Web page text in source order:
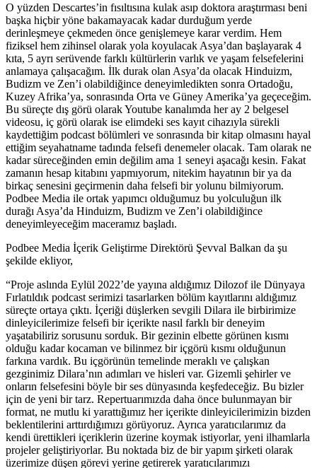
O yüzden Descartes’in fısıltısına kulak asıp doktora araştırması beni
başka hiçbir yöne bakamayacak kadar durduğum yerde
derinleşmeye çekmeden önce genişlemeye karar verdim. Hem
fiziksel hem zihinsel olarak yola koyulacak Asya’dan başlayarak 4
kıta, 5 ayrı serüvende farklı kültürlerin varlık ve yaşam felsefelerini
anlamaya çalışacağım. İlk durak olan Asya’da olacak Hinduizm,
Budizm ve Zen’i olabildiğince deneyimledikten sonra Ortadoğu,
Kuzey Afrika’ya, sonrasında Orta ve Güney Amerika’ya geçeceğim.
Bu süreçte dış görü olarak Youtube kanalımda her ay 2 belgesel
videosu, iç görü olarak ise elimdeki ses kayıt cihazıyla sürekli
kaydettiğim podcast bölümleri ve sonrasında bir kitap olmasını hayal
ettiğim seyahatname tadında felsefi denemeler olacak. Tam olarak ne
kadar süreceğinden emin değilim ama 1 seneyi aşacağı kesin. Fakat
zamanın hesap kitabını yapmıyorum, nitekim hayatının bir ya da
birkaç senesini geçirmenin daha felsefi bir yolunu bilmiyorum.
Podbee Media ile ortak yapımcı olduğumuz bu yolculuğun ilk
durağı Asya’da Hinduizm, Budizm ve Zen’i olabildiğince
deneyimleyeceğim maceramız başladı.
Podbee Media İçerik Geliştirme Direktörü Şevval Balkan da şu
şekilde ekliyor,
“Proje aslında Eylül 2022’de yayına aldığımız Dilozof ile Dünyaya
Fırlatıldık podcast serimizi tasarlarken bölüm kayıtlarını aldığımız
süreçte ortaya çıktı. İçeriği düşlerken sevgili Dilara ile birbirimize
dinleyicilerimize felsefi bir içerikte nasıl farklı bir deneyim
yaşatabiliriz sorusunu sorduk. Bir gezinin elbette görünen kısmı
olduğu kadar kocaman ve bilinmez bir içgörü kısmı olduğunun
farkına vardık. Bu içgörünün temelinde meraklı ve çalışkan
gezginimiz Dilara’nın adımları ve hisleri var. Gizemli şehirler ve
onların felsefesini böyle bir ses dünyasında keşfedeceğiz. Bu bizler
için de yeni bir tarz. Repertuarımızda daha önce bulunmayan bir
format, ne mutlu ki yarattığımız her içerikte dinleyicilerimizin bizden
beklentilerini arttırdığımızı görüyoruz. Ayrıca yaratıcılarımız da
kendi ürettikleri içeriklerin üzerine koymak istiyorlar, yeni ilhamlarla
projeler geliştiriyorlar. Bu noktada biz de bir yapım şirketi olarak
üzerimize düşen görevi yerine getirerek yaratıcılarımızı